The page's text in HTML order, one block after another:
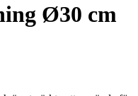
Ø30 cm